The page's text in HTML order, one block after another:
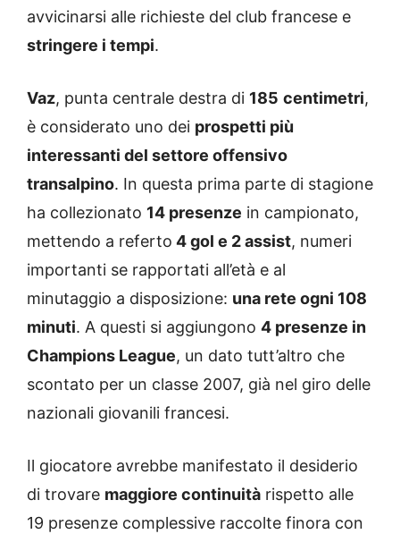
avvicinarsi alle richieste del club francese e
stringere i tempi.
Vaz, punta centrale destra di 185 centimetri,
è considerato uno dei prospetti più
interessanti del settore offensivo
transalpino. In questa prima parte di stagione
ha collezionato 14 presenze in campionato,
mettendo a referto 4 gol e 2 assist, numeri
importanti se rapportati all’età e al
minutaggio a disposizione: una rete ogni 108
minuti. A questi si aggiungono 4 presenze in
Champions League, un dato tutt’altro che
scontato per un classe 2007, già nel giro delle
nazionali giovanili francesi.
Il giocatore avrebbe manifestato il desiderio
di trovare maggiore continuità rispetto alle
19 presenze complessive raccolte finora con